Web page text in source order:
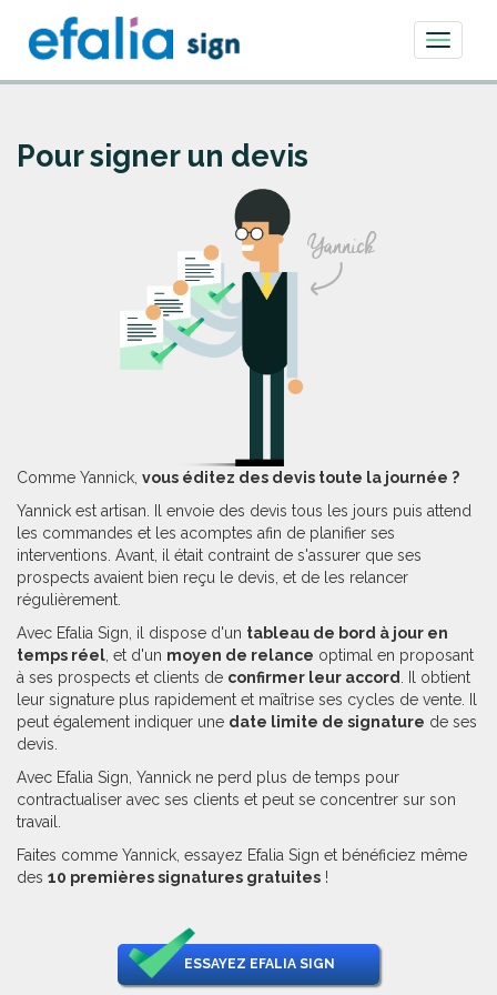
Toggle
Pour signer un devis
Comme Yannick, vous éditez des devis toute la journée ?
Yannick est artisan. Il envoie des devis tous les jours puis attend
les commandes et les acomptes afin de planifier ses
interventions. Avant, il était contraint de s'assurer que ses
prospects avaient bien reçu le devis, et de les relancer
régulièrement.
Avec Efalia Sign, il dispose d'un tableau de bord à jour en
temps réel , et d'un moyen de relance optimal en proposant
à ses prospects et clients de confirmer leur accord
. Il obtient
leur signature plus rapidement et maîtrise ses cycles de vente. Il
peut également indiquer une date limite de signature de ses
devis.
Avec Efalia Sign, Yannick ne perd plus de temps pour
contractualiser avec ses clients et peut se concentrer sur son
travail.
Faites comme Yannick, essayez Efalia Sign et bénéficiez même
des 10 premières signatures gratuites !
ESSAYEZ EFALIA SIGN